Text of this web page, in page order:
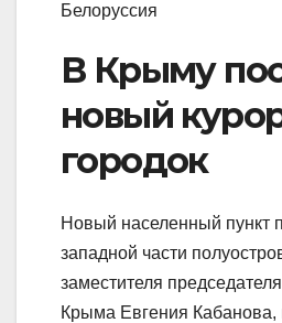
Белоруссия
В Крыму
новый
городок
Новый населенный пункт
западной части
заместителя
Крыма Евгения Кабанова,